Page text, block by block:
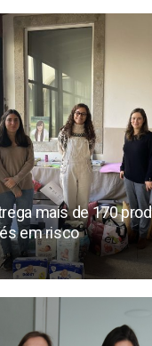
mais de 170
em risco